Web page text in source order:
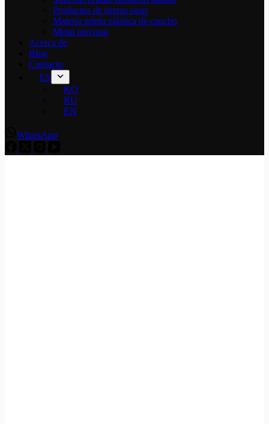
Productos de tierras raras
Materia prima plástica de caucho
Metal precioso
Acerca de
Blog
Contacto
ES
KO
RU
EN
WhatsApp